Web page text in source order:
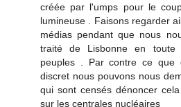
créée par l'umps pour le
lumineuse . Faisons regarder
médias pendant que nous
traité de Lisbonne en toute
peuples . Par contre ce que
discret nous pouvons nous
qui sont censés dénoncer
sur les centrales nucléaires